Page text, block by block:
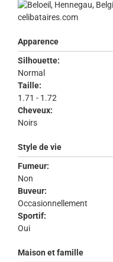
Apparence
Silhouette:
Normal
Taille:
1.71 - 1.72
Cheveux:
Noirs
Style de vie
Fumeur:
Non
Buveur:
Occasionnellement
Sportif:
Oui
Maison et famille